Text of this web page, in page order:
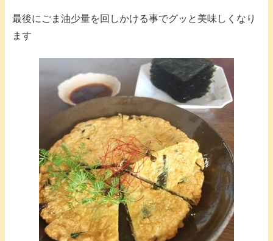
最後にごま油少量を回しかける事でグッと美味しくなり
ます